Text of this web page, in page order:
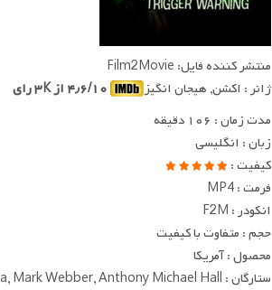
منتشر کننده فایل: Film2Movie
ژانر : اکشن, هیجان انگیز
مدت زمان : ۱۰۶ دقیقه
زبان : انگلیسی
کیفیت :
فرمت : MP4
انکودر : F2M
حجم : متفاوت با کیفیت
محصول : آمریکا
ستارگان : Jessica Alba, Mark Webber, Anthony Michael Hall